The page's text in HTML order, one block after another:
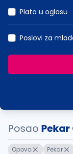
Plata u oglasu
Poslovi za
Posao
Opovo Pekar